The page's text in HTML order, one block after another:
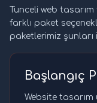
Tunceli web
farklı paket
paketlerimiz şunları
Başlangıç
Website tasarım